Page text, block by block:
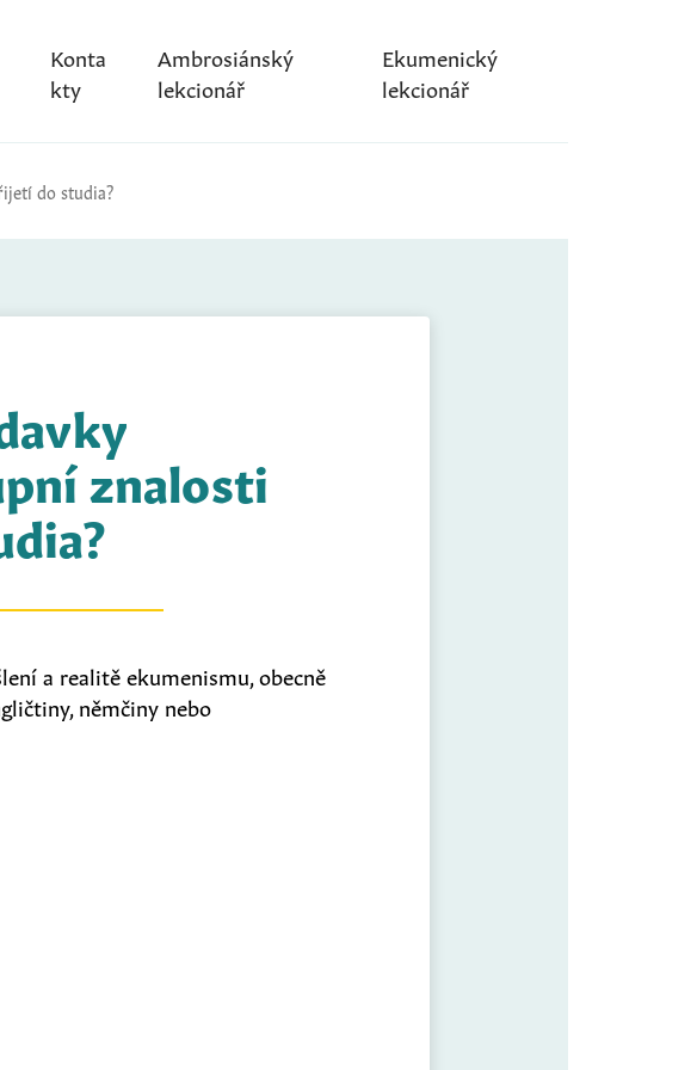
Konta
kty
Ambrosiánský
lekcionář
Ekumenický
lekcionář
do studia?
znalosti
a realitě ekumenismu, obecně
němčiny nebo